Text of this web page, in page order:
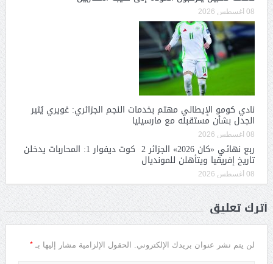
08 أغسطس 2026
نادي كومو الإيطالي مهتم بخدمات النجم الجزائري: غويري يُثير
الجدل بشأن مستقبله مع مارسيليا
08 أغسطس 2026
ربع نهائي «كان 2026» الجزائر 2 كوت ديفوار 1: المحاربات يدخلن
تاريخ إفريقيا ويتأهلن للمونديال
08 أغسطس 2026
أترك تعليق
لن يتم نشر عنوان بريدك الإلكتروني. الحقول الإلزامية مشار إليها بـ *